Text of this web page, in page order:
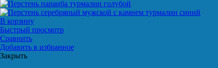
В корзину
Быстрый просмотр
Сравнить
Добавить в избранное
Закрыть